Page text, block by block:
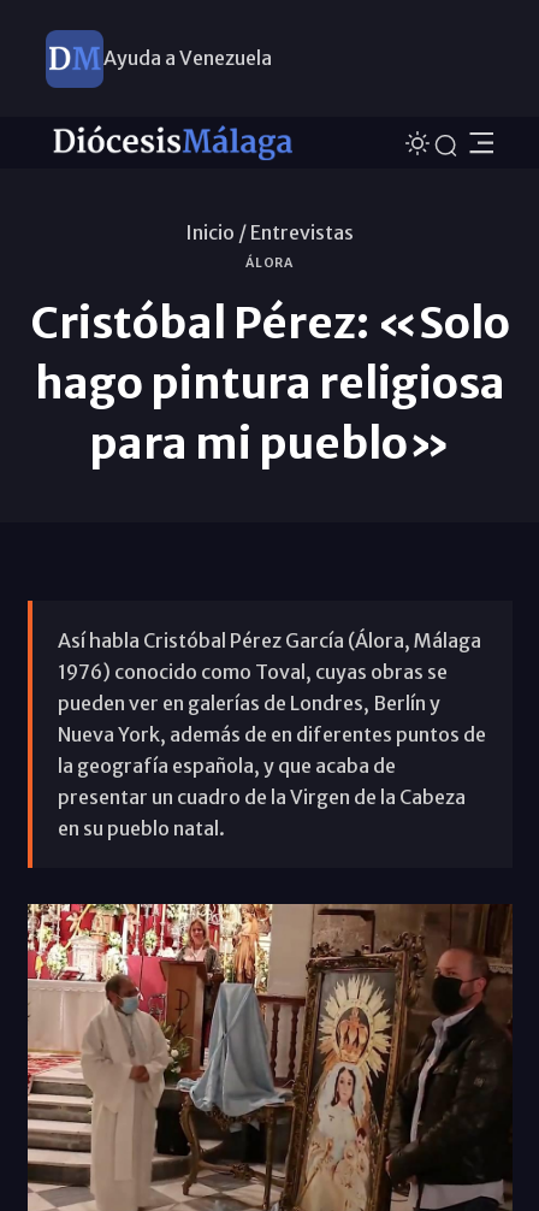
Ayuda a Venezuela
Inicio / Entrevistas
ÁLORA
Cristóbal Pérez: «Solo
hago pintura religiosa
para mi pueblo»
Así habla Cristóbal Pérez García (Álora, Málaga
1976) conocido como Toval, cuyas obras se
pueden ver en galerías de Londres, Berlín y
Nueva York, además de en diferentes puntos de
la geografía española, y que acaba de
presentar un cuadro de la Virgen de la Cabeza
en su pueblo natal.